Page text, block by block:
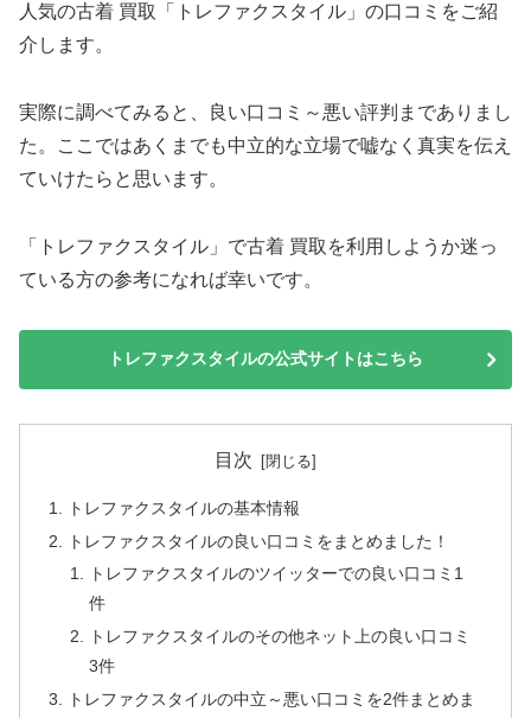
人気の古着 買取「トレファクスタイル」の口コミをご紹
介します。
実際に調べてみると、良い口コミ～悪い評判までありまし
た。ここではあくまでも中立的な立場で嘘なく真実を伝え
ていけたらと思います。
「トレファクスタイル」で古着 買取を利用しようか迷っ
ている方の参考になれば幸いです。
トレファクスタイルの公式サイトはこちら
目次
トレファクスタイルの基本情報
トレファクスタイルの良い口コミをまとめました！
トレファクスタイルのツイッターでの良い口コミ1
件
トレファクスタイルのその他ネット上の良い口コミ
3件
トレファクスタイルの中立～悪い口コミを2件まとめま